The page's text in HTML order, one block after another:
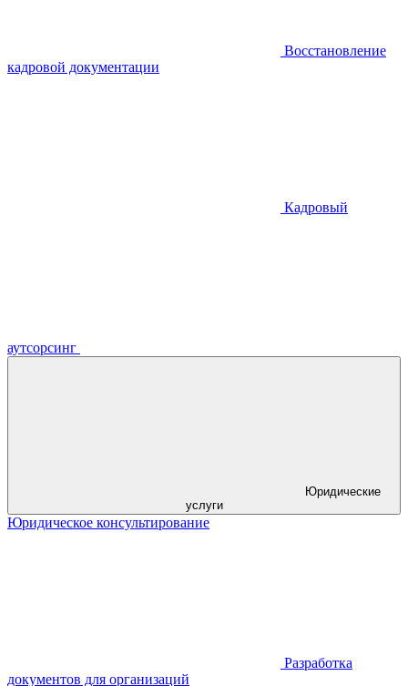
Восстановление
кадровой документации
Кадровый
аутсорсинг
услуги
Юридическое консультирование
Разработка
документов для организаций